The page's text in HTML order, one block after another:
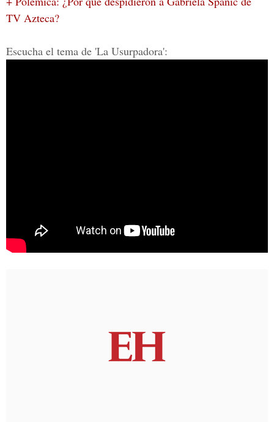
TV Azteca?
Escucha el tema de 'La Usurpadora':